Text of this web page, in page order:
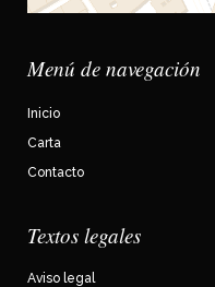
Menú de navegación
Inicio
Carta
Contacto
Textos legales
Aviso legal